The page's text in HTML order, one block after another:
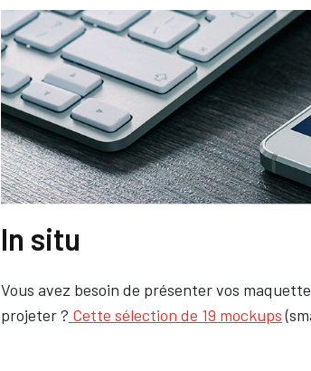
In situ
Vous avez besoin de présenter vos
projeter ? Cette sélection de 19 mockups